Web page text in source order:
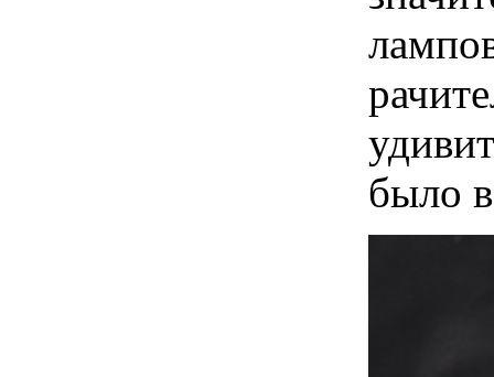
было